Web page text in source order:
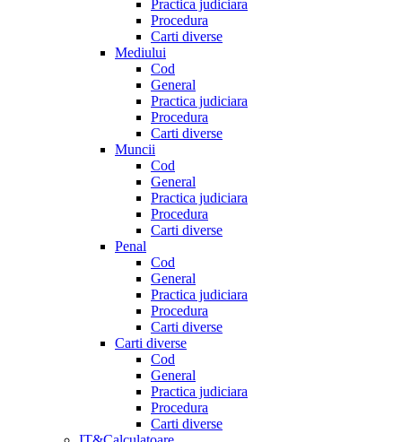
Practica judiciara
Procedura
Carti diverse
Mediului
Cod
General
Practica judiciara
Procedura
Carti diverse
Muncii
Cod
General
Practica judiciara
Procedura
Carti diverse
Penal
Cod
General
Practica judiciara
Procedura
Carti diverse
Carti diverse
Cod
General
Practica judiciara
Procedura
Carti diverse